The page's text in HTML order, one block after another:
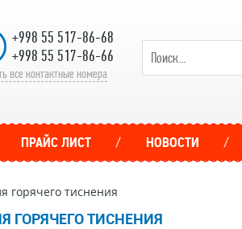
+998 55 517-86-68
+998 55 517-86-66
все контактные номера
ПРАЙС ЛИСТ НОВОСТИ
горячего тиснения
ГОРЯЧЕГО ТИСНЕНИЯ